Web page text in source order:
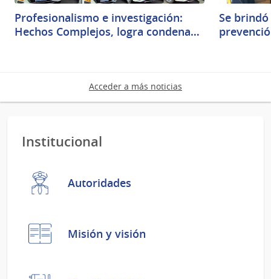
Profesionalismo e investigación:
Hechos Complejos, logra condena…
Se
Acceder a más noticias
Institucional
Autoridades
Misión y visión